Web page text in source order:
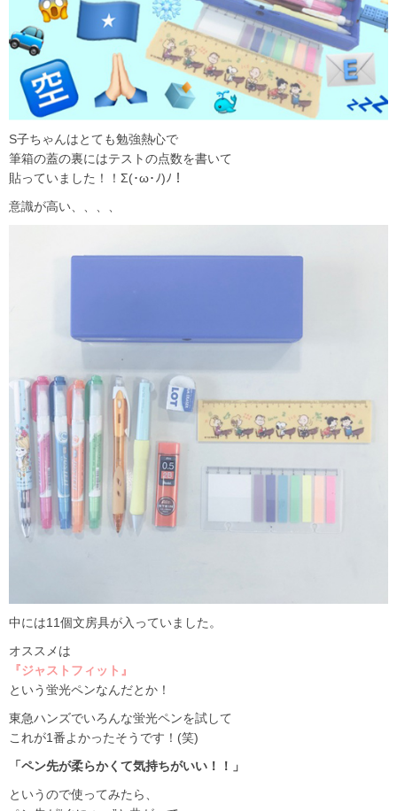
S子ちゃんはとても勉強熱心で
筆箱の蓋の裏にはテストの点数を書いて
貼っていました！！Σ(･ω･ﾉ)ﾉ！
意識が高い、、、、
中には11個文房具が入っていました。
オススメは
『ジャストフィット』
という蛍光ペンなんだとか！
東急ハンズでいろんな蛍光ペンを試して
これが1番よかったそうです！(笑)
「ペン先が柔らかくて気持ちがいい！！」
というので使ってみたら、